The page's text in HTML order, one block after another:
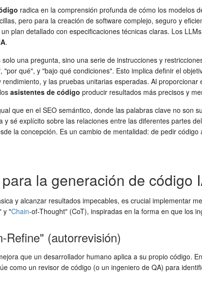
radica en la comprensión profunda de cómo los modelos
pero para la creación de software complejo, seguro y
un plan detallado con especificaciones técnicas claras. Los
.
una pregunta, sino una serie de instrucciones y
qué", y "bajo qué condiciones". Esto implica definir el
y las pruebas unitarias esperadas. Al
asistentes de código producir resultados más precisos y
que en el SEO semántico, donde las palabras clave no
sé explícito sobre las relaciones entre las diferentes partes
la concepción. Es un cambio de mentalidad: de pedir
la generación de código
y alcanzar resultados impecables, es crucial implementar
y "Chain-of-Thought" (CoT), inspiradas en la forma en que los
Refine" (autorrevisión)
que un desarrollador humano aplica a su propio código.
como un revisor de código (o un ingeniero de QA) para